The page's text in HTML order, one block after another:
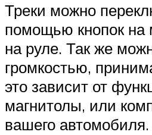
Треки можно
помощью кнопок на
на руле. Так же
громкостью,
это зависит от
магнитолы, или
вашего автомобиля.